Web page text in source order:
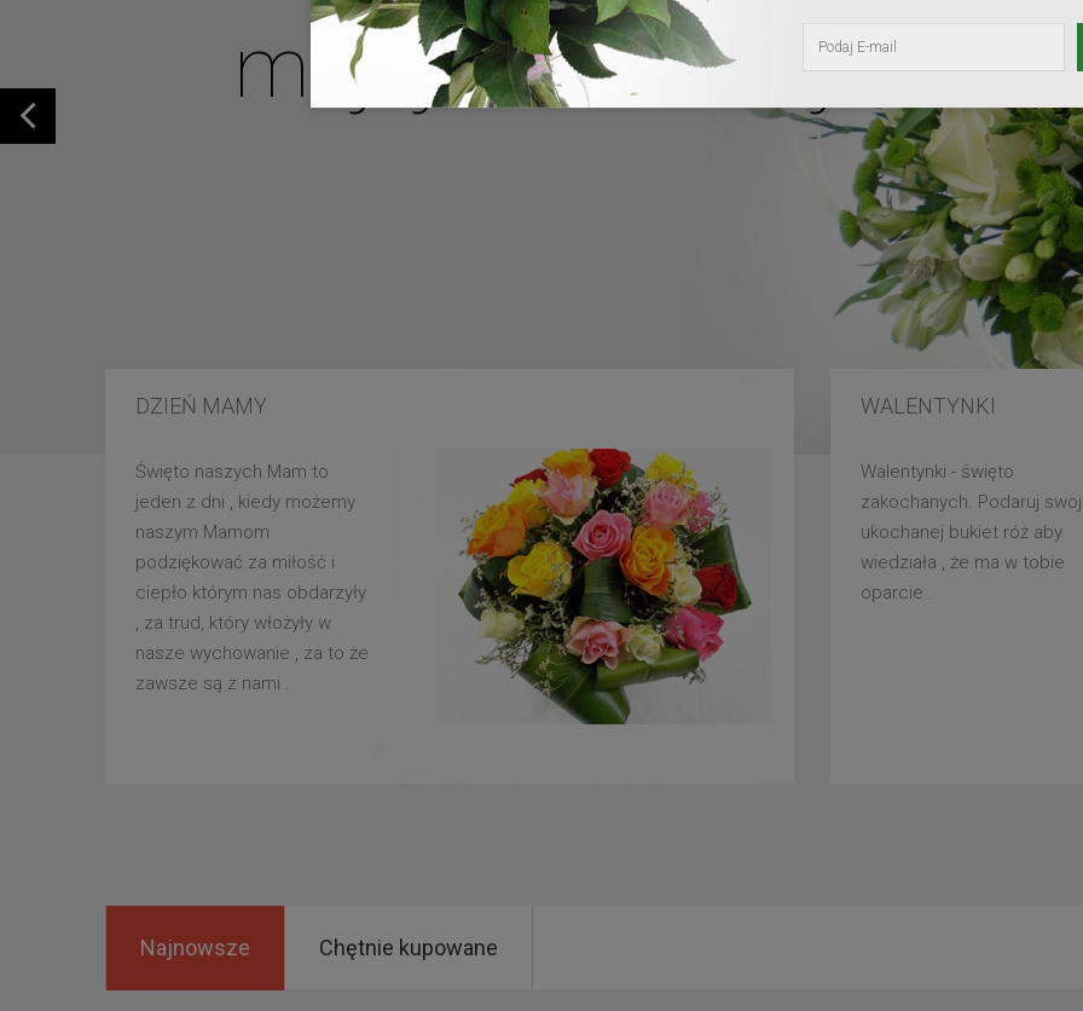
mojej ukochanej
DZIEŃ MAMY
Święto naszych Mam to
jeden z dni , kiedy możemy
naszym Mamom
podziękować za miłość i
ciepło którym nas obdarzyły
, za trud, który włożyły w
nasze wychowanie , za to że
zawsze są z nami .
WALENTYNKI
Walentynki - święto
zakochanych. Podaruj
ukochanej bukiet róż aby
wiedziała , że ma w tobie
oparcie .
Najnowsze Chętnie kupowane